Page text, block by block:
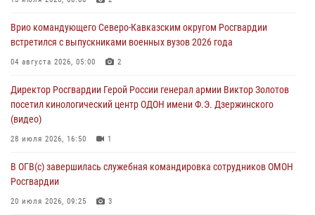
угрожавшего подростку травматическим пистолетом
06 августа 2026, 11:33
крупная нарколаборатория
Врио командующего Северо-Кавказским округом Росгвардии
встретился с выпускниками военных вузов 2026 года
04 августа 2026, 05:00 2
Директор Росгвардии Герой России генерал армии Виктор Золотов
посетил кинологический центр ОДОН имени Ф.Э. Дзержинского
(видео)
28 июля 2026, 16:50 1
В ОГВ(с) завершилась служебная командировка сотрудников ОМОН
Росгвардии
20 июля 2026, 09:25 3